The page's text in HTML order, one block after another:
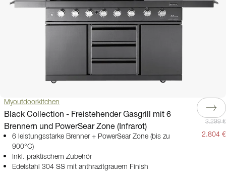
Myoutdoorkitchen
Black Collection - Freistehender Gasgrill mit 6
Brennern und PowerSear Zone (Infrarot)
6 leistungsstarke Brenner + PowerSear Zone (bis zu
900°C)
Inkl. praktischem Zubehör
Edelstahl 304 SS mit anthrazitgrauem Finish
3.299 €
2.804 €